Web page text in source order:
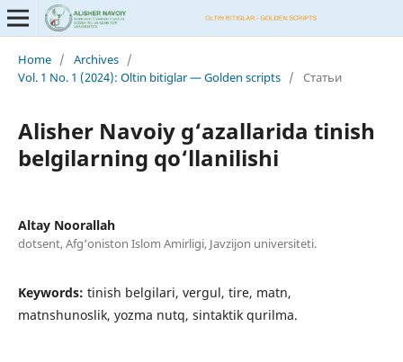
Home / Archives /
Vol. 1 No. 1 (2024): Oltin bitiglar — Golden scripts / Статьи
Alisher Navoiy g‘azallarida tinish
belgilarning qo‘llanilishi
Altay Noorallah
dotsent, Afg‘oniston Islom Amirligi, Javzijon universiteti.
Keywords: tinish belgilari, vergul, tire, matn,
matnshunoslik, yozma nutq, sintaktik qurilma.